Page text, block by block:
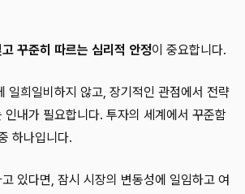
꾸준히 따르는 심리적 안정이 중요합니다.
일희일비하지 않고, 장기적인 관점에서 전략
인내가 필요합니다. 투자의 세계에서 꾸준함
하나입니다.
있다면, 잠시 시장의 변동성에 일임하고 여